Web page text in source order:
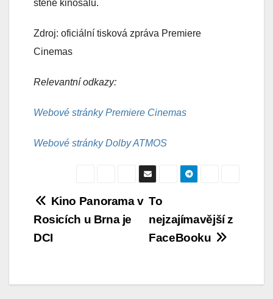
stěně kinosálu.
Zdroj: oficiální tisková zpráva Premiere
Cinemas
Relevantní odkazy:
Webové stránky Premiere Cinemas
Webové stránky Dolby ATMOS
Navigace
pro
To
nejzajímavější z
FaceBooku
Kino Panorama v
Rosicích u Brna je
DCI